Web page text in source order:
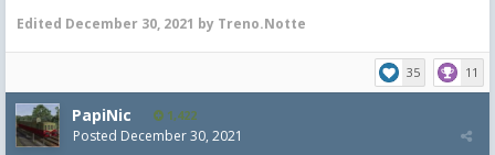
Edited December 30, 2021 by Treno.Notte
35 11
PapiNic 1,422
Posted December 30, 2021